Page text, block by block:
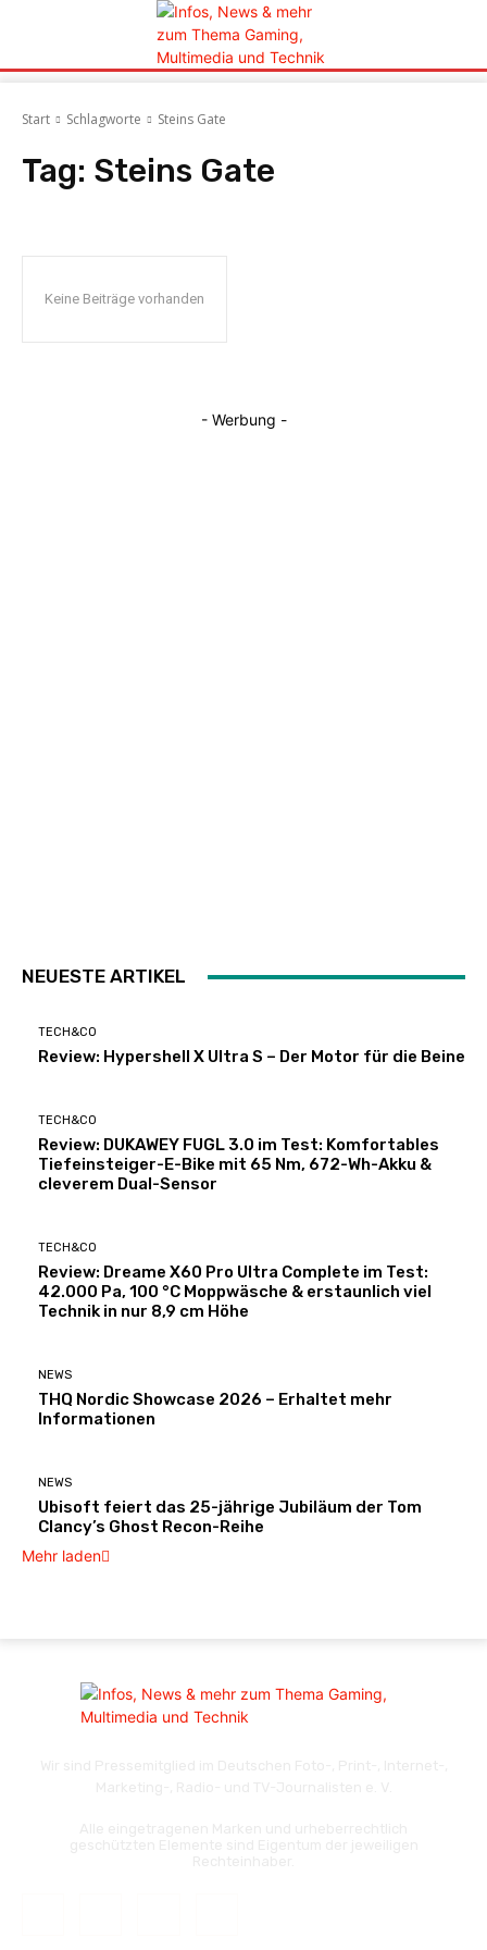
Start Schlagworte Steins Gate
Tag: Steins Gate
Keine Beiträge vorhanden
- Werbung -
NEUESTE ARTIKEL
TECH&CO
Review: Hypershell X Ultra S – Der Motor für die Beine
TECH&CO
Review: DUKAWEY FUGL 3.0 im Test: Komfortables
Tiefeinsteiger-E-Bike mit 65 Nm, 672-Wh-Akku &
cleverem Dual-Sensor
TECH&CO
Review: Dreame X60 Pro Ultra Complete im Test:
42.000 Pa, 100 °C Moppwäsche & erstaunlich viel
Technik in nur 8,9 cm Höhe
NEWS
THQ Nordic Showcase 2026 – Erhaltet mehr
Informationen
NEWS
Ubisoft feiert das 25-jährige Jubiläum der Tom
Clancy’s Ghost Recon-Reihe
Mehr laden